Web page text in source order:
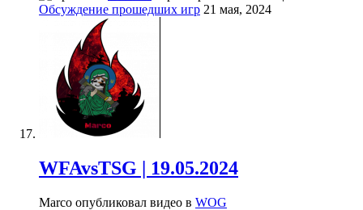
Обсуждение прошедших игр 21 мая, 2024
WFAvsTSG | 19.05.2024
Marco опубликовал видео в WOG